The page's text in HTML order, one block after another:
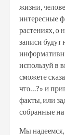
жизни,
интересные
растениях, о
записи
используй в
сможете
что…?» и
факты, или
собранные
Мы надеемся,